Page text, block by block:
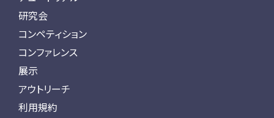
研究会
コンペティション
コンファレンス
展示
アウトリーチ
利用規約